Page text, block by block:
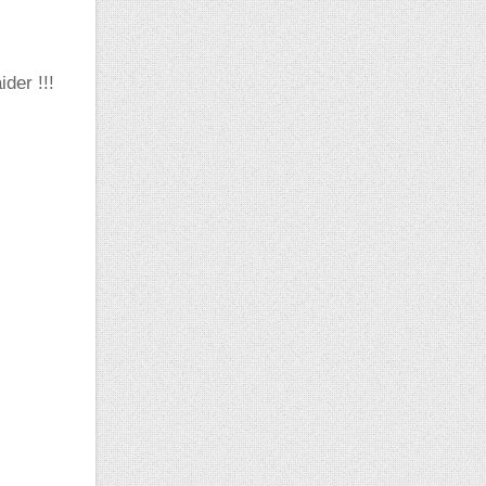
!!!